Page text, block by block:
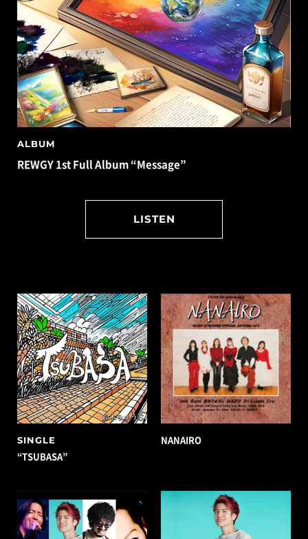
ALBUM
REWGY 1st Full Album “Message”
LISTEN
SINGLE
“TSUBASA”
NANAIRO